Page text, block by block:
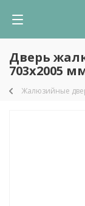
Дверь
703х2005
Жалюзийные